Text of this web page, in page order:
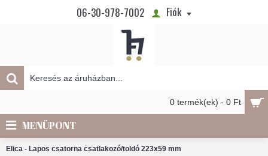
06-30-978-7002 Fiók
0 termék(ek) - 0 Ft
MENÜPONT
Elica - Lapos csatorna csatlakozó/toldó 223x59 mm